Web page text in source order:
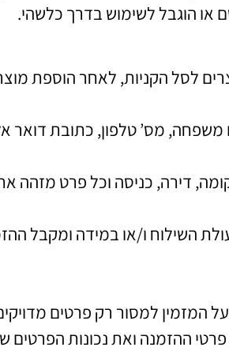
או הוגבל לשימוש בדרך כלשהי.
הקניות, לאחר הוספת
מס’ טלפון, כתובת דואר
דירה, כניסה וכל פרט
השילוח ו/או במידה ומקבל
למסור רק פרטים מדויקים
ההזמנה ואת נכונות הפרטים